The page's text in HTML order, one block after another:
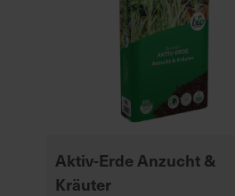
Aktiv-Erde Anzucht &
Kräuter